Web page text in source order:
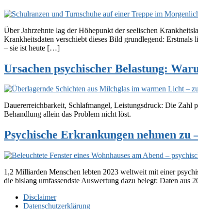
Über Jahrzehnte lag der Höhepunkt der seelischen
Krankheitsdaten verschiebt dieses Bild grundlegend:
– sie ist heute […]
Ursachen psychischer Belastung:
Dauererreichbarkeit, Schlafmangel, Leistungsdruck: Die Zahl
Behandlung allein das Problem nicht löst.
Psychische Erkrankungen nehmen zu
1,2 Milliarden Menschen lebten 2023 weltweit mit einer
die bislang umfassendste Auswertung dazu belegt: Daten
Disclaimer
Datenschutzerklärung